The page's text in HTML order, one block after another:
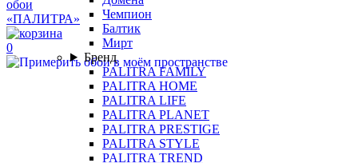
0
Чемпион
Балтик
Мирт
Бренд
PALITRA FAMILY
PALITRA HOME
PALITRA LIFE
PALITRA PLANET
PALITRA PRESTIGE
PALITRA STYLE
PALITRA TREND